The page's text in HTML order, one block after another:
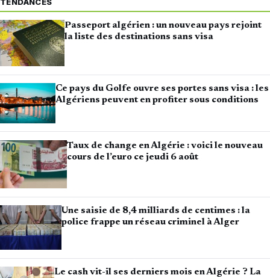
TENDANCES
Passeport algérien : un nouveau pays rejoint
la liste des destinations sans visa
Ce pays du Golfe ouvre ses portes sans visa : les
Algériens peuvent en profiter sous conditions
Taux de change en Algérie : voici le nouveau
cours de l’euro ce jeudi 6 août
Une saisie de 8,4 milliards de centimes : la
police frappe un réseau criminel à Alger
Le cash vit-il ses derniers mois en Algérie ? La